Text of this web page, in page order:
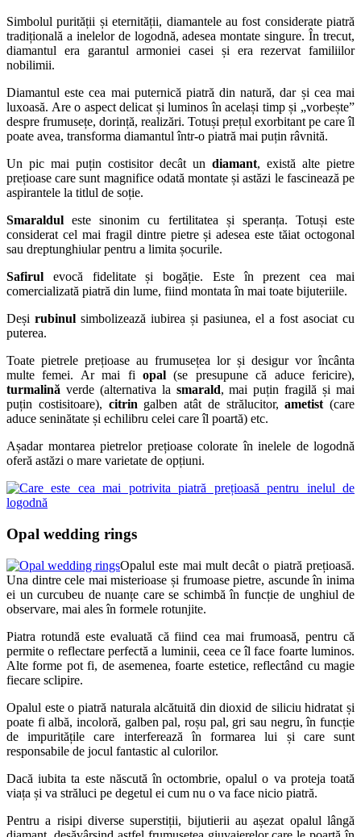
Simbolul purității și eternității, diamantele au fost considerate piatră
tradițională a inelelor de logodnă, adesea montate singure. În trecut,
diamantul era garantul armoniei casei și era rezervat familiilor
nobilimii.
Diamantul este cea mai puternică piatră din natură, dar și cea mai
luxoasă. Are o aspect delicat și luminos în același timp și „vorbește”
despre frumusețe, dorință, realizări. Totuși prețul exorbitant pe care îl
poate avea, transforma diamantul într-o piatră mai puțin râvnită.
Un pic mai puțin costisitor decât un diamant, există alte pietre
prețioase care sunt magnifice odată montate și astăzi le fascinează pe
aspirantele la titlul de soție.
Smaraldul este sinonim cu fertilitatea și speranța. Totuși este
considerat cel mai fragil dintre pietre și adesea este tăiat octogonal
sau dreptunghiular pentru a limita șocurile.
Safirul evocă fidelitate și bogăție. Este în prezent cea mai
comercializată piatră din lume, fiind montata în mai toate bijuteriile.
Deși rubinul simbolizează iubirea și pasiunea, el a fost asociat cu
puterea.
Toate pietrele prețioase au frumusețea lor și desigur vor încânta
multe femei. Ar mai fi opal (se presupune că aduce fericire),
turmalină verde (alternativa la smarald, mai puțin fragilă și mai
puțin costisitoare), citrin galben atât de strălucitor,ametist (care
aduce seninătate și echilibru celei care îl poartă) etc.
Așadar montarea pietrelor prețioase colorate în inelele de logodnă
oferă astăzi o mare varietate de opțiuni.
Opal wedding rings
Opalul este mai mult decât o piatră prețioasă.
Una dintre cele mai misterioase și frumoase pietre, ascunde în inima
ei un curcubeu de nuanțe care se schimbă în funcție de unghiul de
observare, mai ales în formele rotunjite.
Piatra rotundă este evaluată că fiind cea mai frumoasă, pentru că
permite o reflectare perfectă a luminii, ceea ce îl face foarte luminos.
Alte forme pot fi, de asemenea, foarte estetice, reflectând cu magie
fiecare sclipire.
Opalul este o piatră naturala alcătuită din dioxid de siliciu hidratat și
poate fi albă, incoloră, galben pal, roșu pal, gri sau negru, în funcție
de impuritățile care interferează în formarea lui și care sunt
responsabile de jocul fantastic al culorilor.
Dacă iubita ta este născută în octombrie, opalul o va proteja toată
viața și va străluci pe degetul ei cum nu o va face nicio piatră.
Pentru a risipi diverse superstiții, bijutierii au așezat opalul lângă